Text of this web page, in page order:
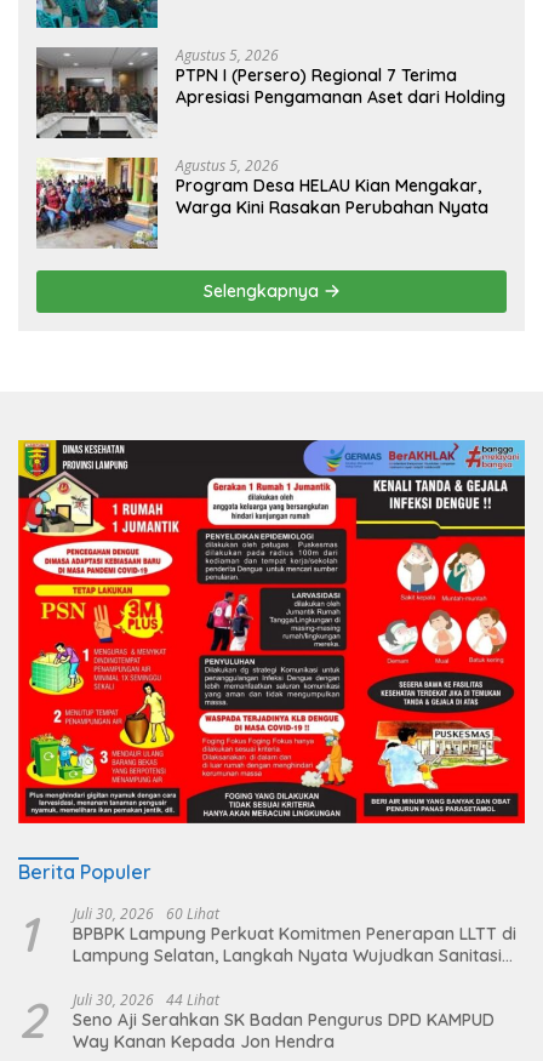
Agustus 5, 2026
PTPN I (Persero) Regional 7 Terima
Apresiasi Pengamanan Aset dari Holding
Agustus 5, 2026
Program Desa HELAU Kian Mengakar,
Warga Kini Rasakan Perubahan Nyata
Selengkapnya
Berita Populer
1 Juli 30, 2026 60 Lihat
BPBPK Lampung Perkuat Komitmen Penerapan LLTT di
Lampung Selatan, Langkah Nyata Wujudkan Sanitasi
2 Juli 30, 2026 44 Lihat
Seno Aji Serahkan SK Badan Pengurus DPD KAMPUD
Way Kanan Kepada Jon Hendra